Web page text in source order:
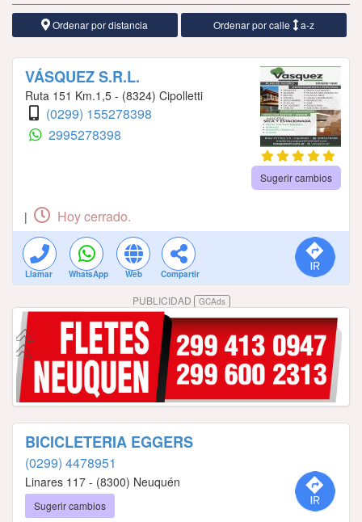
Ordenar por distancia Ordenar por calle a-z
VÁSQUEZ S.R.L.
Ruta 151 Km.1,5 - (8324) Cipolletti
(0299) 155278398
2995278398
Sugerir cambios
| Hoy cerrado.
Llamar WhatsApp Web Compartir
PUBLICIDAD GCAds
BICICLETERIA EGGERS
(0299) 4478951
Linares 117 - (8300) Neuquén
Sugerir cambios